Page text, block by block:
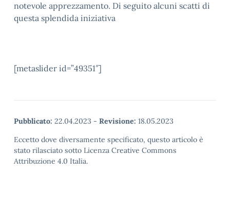
notevole apprezzamento. Di seguito alcuni scatti di
questa splendida iniziativa
[metaslider id=”49351″]
Pubblicato: 22.04.2023 - Revisione: 18.05.2023
Eccetto dove diversamente specificato, questo articolo è
stato rilasciato sotto Licenza Creative Commons
Attribuzione 4.0 Italia.